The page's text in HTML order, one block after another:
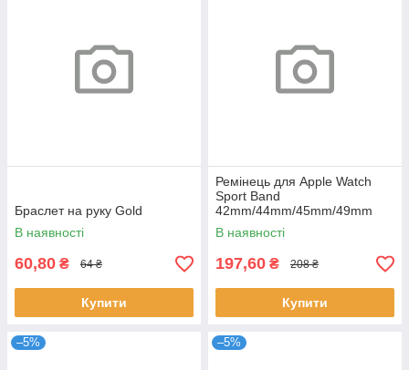
Браслет на руку Gold
В наявності
60,80 ₴ 64 ₴
Купити
Ремінець для Apple Watch
Sport Band
42mm/44mm/45mm/49mm
Black
В наявності
197,60 ₴ 208 ₴
Купити
–5% –5%